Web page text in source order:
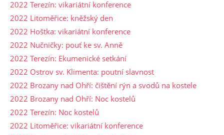
2022 Terezín: vikariátní konference
2022 Litoměřice: kněžský den
2022 Hoštka: vikariátní konference
2022 Nučničky: pouť ke sv. Anně
2022 Terezín: Ekumenické setkání
2022 Ostrov sv. Klimenta: poutní slavnost
2022 Brozany nad Ohří: čištění rýn a svodů na kostele
2022 Brozany nad Ohří: Noc kostelů
2022 Terezín: Noc kostelů
2022 Litoměřice: vikariátní konference